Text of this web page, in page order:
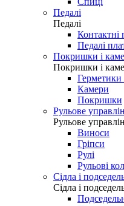
Педалі
Педалі
Контактні
Педалі
Покришки і
Покришки і
Герметики
Камери
Покришки
Рульове
Рульове
Виноси
Гріпси
Рулі
Рульові
Сідла і
Сідла і